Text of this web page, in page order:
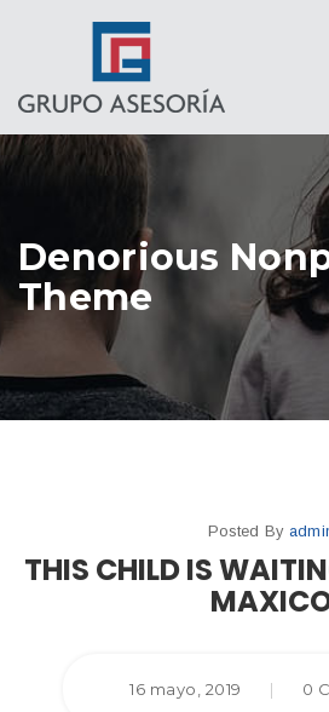
Denorious
Theme
Posted By
THIS CHILD IS
16 mayo, 2019 | 0